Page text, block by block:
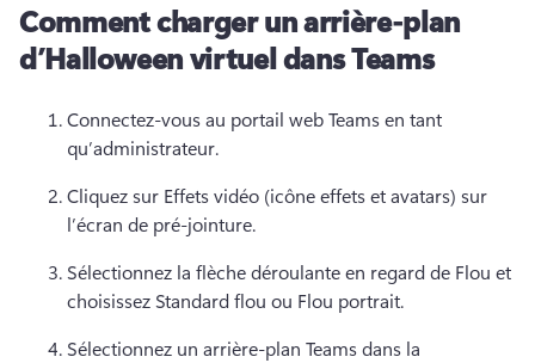
Comment charger un arrière-plan
d’Halloween virtuel dans Teams
Connectez-vous au portail web Teams en tant
qu’administrateur.
Cliquez sur Effets vidéo (icône effets et avatars) sur
l’écran de pré-jointure.
Sélectionnez la flèche déroulante en regard de Flou et
choisissez Standard flou ou Flou portrait.
Sélectionnez un arrière-plan Teams dans la